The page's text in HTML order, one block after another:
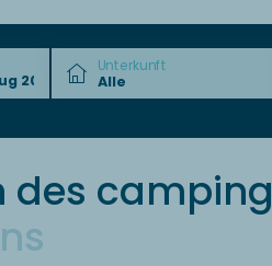
Unterkunft
des camping